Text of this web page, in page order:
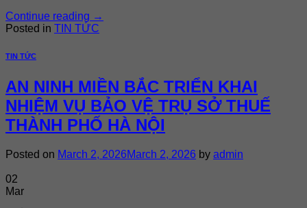
Continue reading →
Posted in TIN TỨC
TIN TỨC
AN NINH MIỀN BẮC TRIỂN KHAI
NHIỆM VỤ BẢO VỆ TRỤ SỞ THUẾ
THÀNH PHỐ HÀ NỘI
Posted on March 2, 2026March 2, 2026 by admin
02
Mar